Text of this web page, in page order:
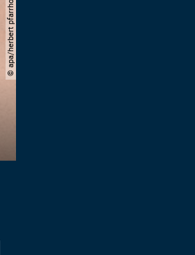
© apa/herbert pfarrhofer